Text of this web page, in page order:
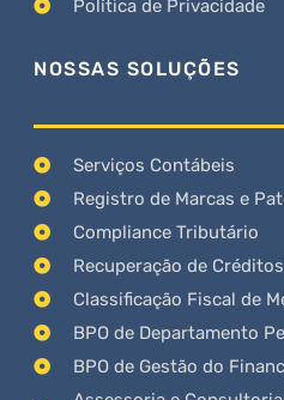
Política de Privacidade
NOSSAS SOLUÇÕES
Serviços Contábeis
Registro de Marcas e
Compliance Tributário
Recuperação de
Classificação Fiscal de
BPO de Departamento
BPO de Gestão do